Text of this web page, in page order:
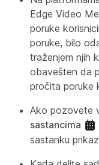
Edge Video
poruke
poruke, bilo
traženjem njih
obavešten da
pročita poruke
Ako pozovete
sastancima
sastanku